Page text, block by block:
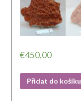
€450,00
Přidat do košíku